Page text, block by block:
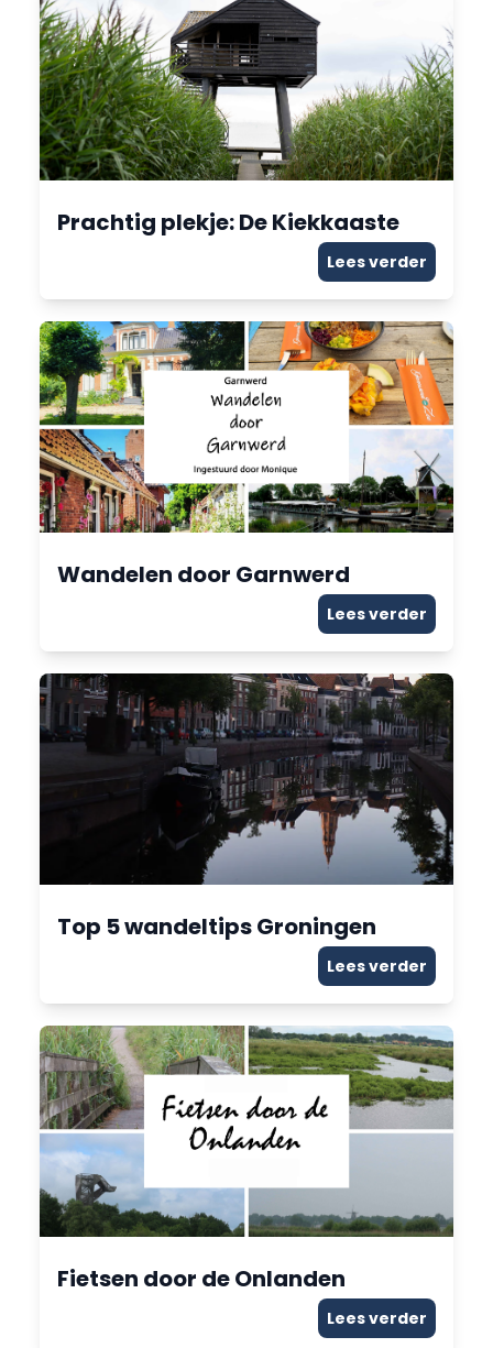
Prachtig plekje: De Kiekkaaste
Lees verder
Wandelen door Garnwerd
Lees verder
Top 5 wandeltips Groningen
Lees verder
Fietsen door de Onlanden
Lees verder